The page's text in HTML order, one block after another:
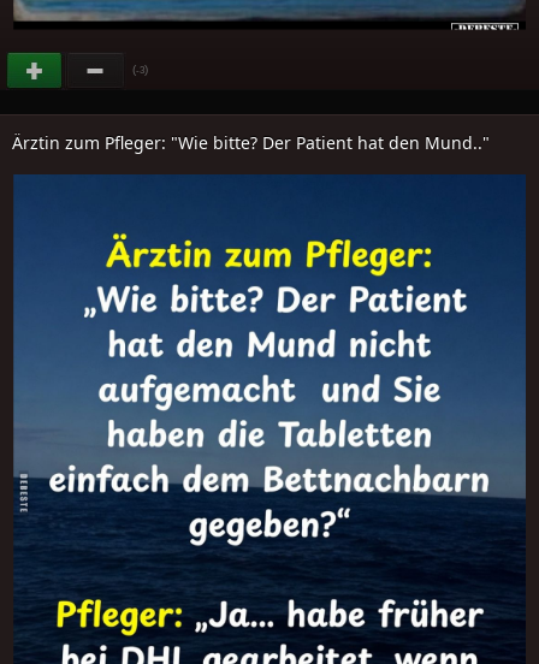
(-3)
Ärztin zum Pfleger: "Wie bitte? Der Patient hat den Mund.."